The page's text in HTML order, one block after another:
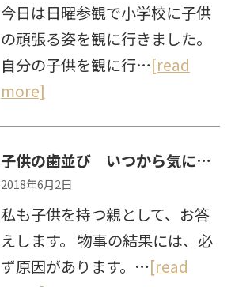
今日は日曜参観で小学校に子供
の頑張る姿を観に行きました。
自分の子供を観に行…[read
more]
子供の歯並び いつから気にすればいいの？
2018年6月2日
私も子供を持つ親として、お答
えします。 物事の結果には、必
ず原因があります。…[read